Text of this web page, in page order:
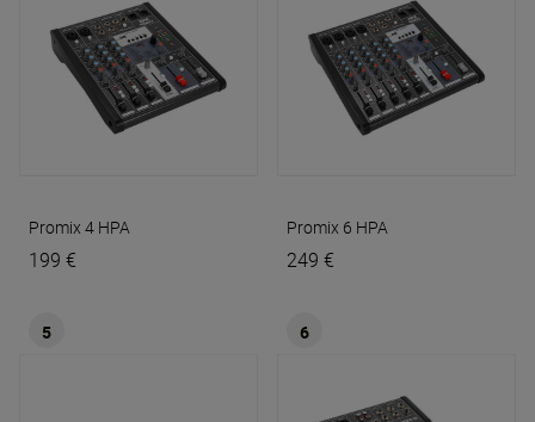
Promix 4 HPA
199 €
Promix 6 HPA
249 €
5 6